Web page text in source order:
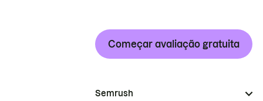
Começar avaliação gratuita
Semrush